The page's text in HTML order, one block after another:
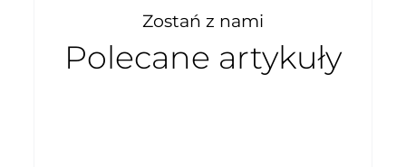
Zostań z nami
Polecane artykuły